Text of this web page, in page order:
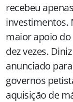
recebeu
investimentos.
maior apoio do
dez vezes.
anunciado
governos
aquisição de